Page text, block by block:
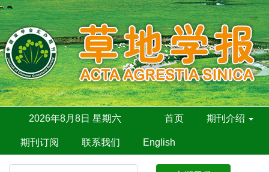
2026年8月8日 星期六 首页 期刊介绍
期刊订阅 联系我们 English